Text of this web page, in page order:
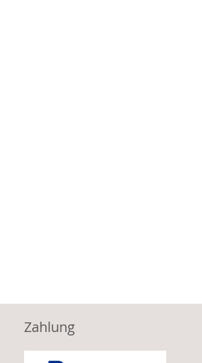
Zahlung